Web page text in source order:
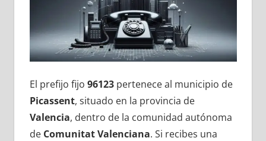
El prefijo fijo 96123pertenece al municipio dе
Picassent, situado en la provincia dе
Valencia, dentro dе la comunidad autónoma
dе Comunitat Valenciana. Si recibes una